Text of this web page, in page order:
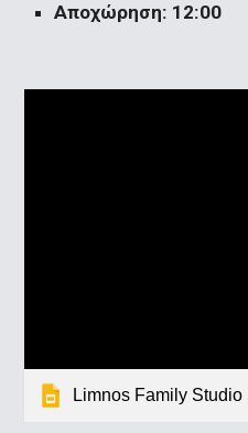
Αποχώρηση: 12:00
Limnos Family Studio